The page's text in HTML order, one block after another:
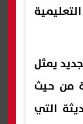
يمثل
من حيث
التي